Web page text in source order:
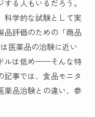
る人もいるだろう。
科学的な試験として実
品評価のための「商品
医薬品の治験に近い
ルは低め——そんな特
事では、食品モニタ
薬品治験との違い、参